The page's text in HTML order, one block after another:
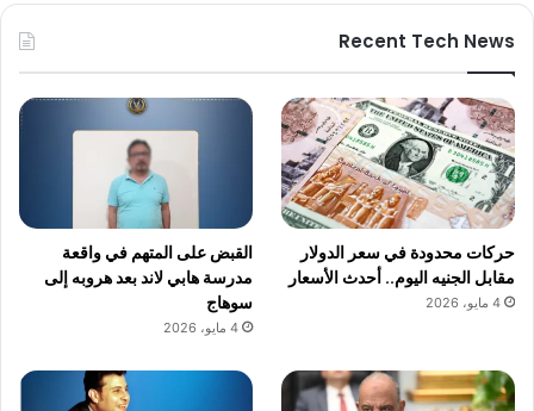
Recent Tech News
حركات محدودة في سعر الدولار
مقابل الجنيه اليوم.. أحدث الأسعار
4 مايو، 2026
القبض على المتهم في واقعة
مدرسة هابي لاند بعد هروبه إلى
سوهاج
4 مايو، 2026